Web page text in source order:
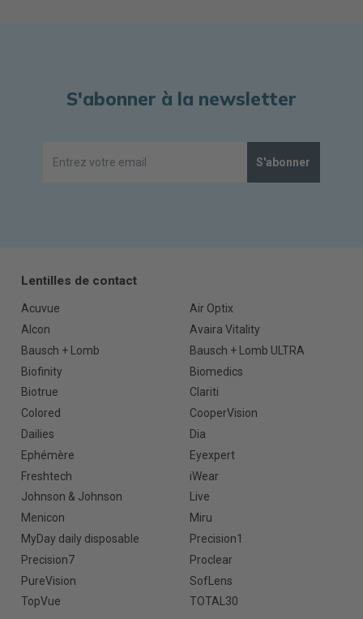
S'abonner à la newsletter
S'abonner
Lentilles de contact
Acuvue
Air Optix
Alcon
Avaira Vitality
Bausch + Lomb
Bausch + Lomb ULTRA
Biofinity
Biomedics
Biotrue
Clariti
Colored
CooperVision
Dailies
Dia
Ephémère
Eyexpert
Freshtech
iWear
Johnson & Johnson
Live
Menicon
Miru
MyDay daily disposable
Precision1
Precision7
Proclear
PureVision
SofLens
TopVue
TOTAL30